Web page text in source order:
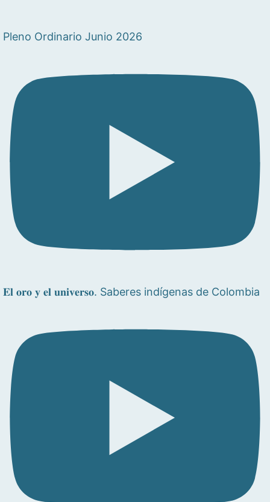
Pleno Ordinario Junio 2026
𝐄𝐥 𝐨𝐫𝐨 𝐲 𝐞𝐥 𝐮𝐧𝐢𝐯𝐞𝐫𝐬𝐨. Saberes indígenas de Colombia